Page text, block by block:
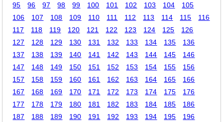
95
96 97 98 99 100 101 102 103 104
105
106
107 108 109 110 111 112 113 114 115
116
117
118 119 120 121 122 123 124 125
126
127
128 129 130 131 132 133 134 135
136
137
138 139 140 141 142 143 144 145
146
147
148 149 150 151 152 153 154 155
156
157
158 159 160 161 162 163 164 165
166
167
168 169 170 171 172 173 174 175
176
177
178 179 180 181 182 183 184 185
186
187
188 189 190 191 192 193 194 195 196